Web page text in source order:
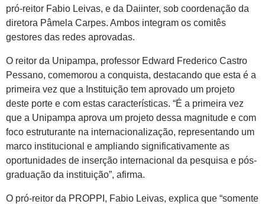
pró-reitor Fabio Leivas, e da Daiinter, sob coordenação da
diretora Pâmela Carpes. Ambos integram os comitês
gestores das redes aprovadas.
O reitor da Unipampa, professor Edward Frederico Castro
Pessano, comemorou a conquista, destacando que esta é a
primeira vez que a Instituição tem aprovado um projeto
deste porte e com estas características. “É a primeira vez
que a Unipampa aprova um projeto dessa magnitude e com
foco estruturante na internacionalização, representando um
marco institucional e ampliando significativamente as
oportunidades de inserção internacional da pesquisa e pós-
graduação da instituição”, afirma.
O pró-reitor da PROPPI, Fabio Leivas, explica que “somente